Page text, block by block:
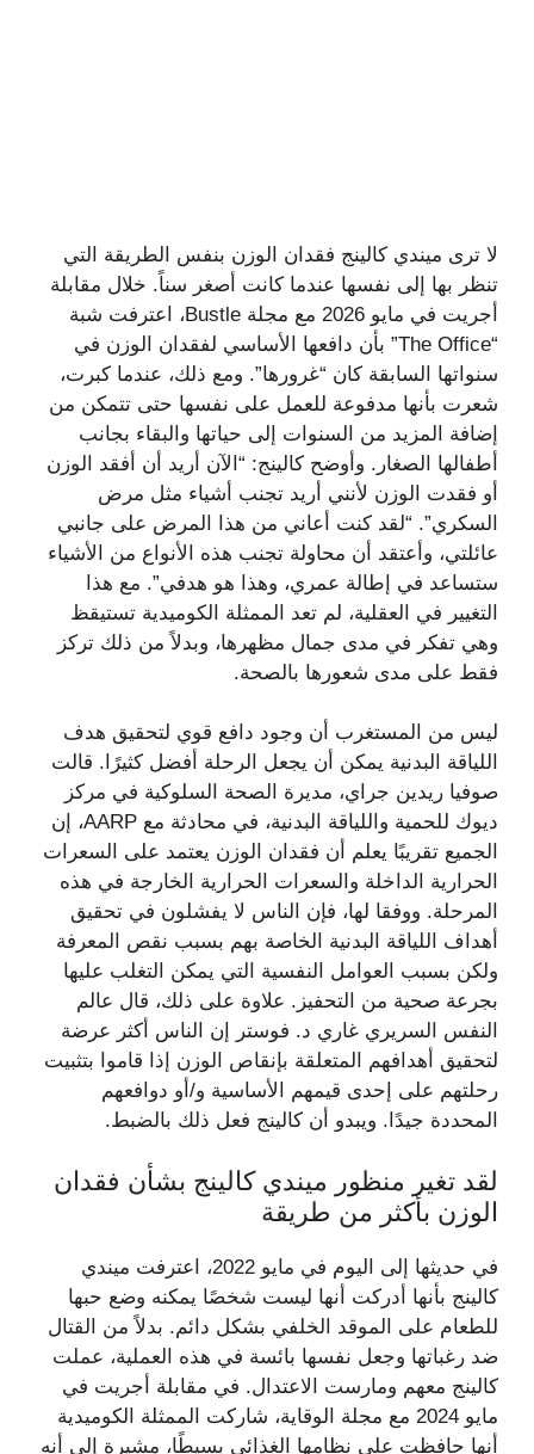
لا ترى ميندي كالينج فقدان الوزن بنفس الطريقة التي
تنظر بها إلى نفسها عندما كانت أصغر سناً. خلال مقابلة
أجريت في مايو 2026 مع مجلة Bustle، اعترفت شبة
“The Office” بأن دافعها الأساسي لفقدان الوزن في
سنواتها السابقة كان “غرورها”. ومع ذلك، عندما كبرت،
شعرت بأنها مدفوعة للعمل على نفسها حتى تتمكن من
إضافة المزيد من السنوات إلى حياتها والبقاء بجانب
أطفالها الصغار. وأوضح كالينج: “الآن أريد أن أفقد الوزن
أو فقدت الوزن لأنني أريد تجنب أشياء مثل مرض
السكري”. “لقد كنت أعاني من هذا المرض على جانبي
عائلتي، وأعتقد أن محاولة تجنب هذه الأنواع من الأشياء
ستساعد في إطالة عمري، وهذا هو هدفي”. مع هذا
التغيير في العقلية، لم تعد الممثلة الكوميدية تستيقظ
وهي تفكر في مدى جمال مظهرها، وبدلاً من ذلك تركز
فقط على مدى شعورها بالصحة.
ليس من المستغرب أن وجود دافع قوي لتحقيق هدف
اللياقة البدنية يمكن أن يجعل الرحلة أفضل كثيرًا. قالت
صوفيا ريدين جراي، مديرة الصحة السلوكية في مركز
ديوك للحمية واللياقة البدنية، في محادثة مع AARP، إن
الجميع تقريبًا يعلم أن فقدان الوزن يعتمد على السعرات
الحرارية الداخلة والسعرات الحرارية الخارجة في هذه
المرحلة. ووفقا لها، فإن الناس لا يفشلون في تحقيق
أهداف اللياقة البدنية الخاصة بهم بسبب نقص المعرفة
ولكن بسبب العوامل النفسية التي يمكن التغلب عليها
بجرعة صحية من التحفيز. علاوة على ذلك، قال عالم
النفس السريري غاري د. فوستر إن الناس أكثر عرضة
لتحقيق أهدافهم المتعلقة بإنقاص الوزن إذا قاموا بتثبيت
رحلتهم على إحدى قيمهم الأساسية و/أو دوافعهم
المحددة جيدًا. ويبدو أن كالينج فعل ذلك بالضبط.
لقد تغير منظور ميندي كالينج بشأن فقدان
الوزن بأكثر من طريقة
في حديثها إلى اليوم في مايو 2022، اعترفت ميندي
كالينج بأنها أدركت أنها ليست شخصًا يمكنه وضع حبها
للطعام على الموقد الخلفي بشكل دائم. بدلاً من القتال
ضد رغباتها وجعل نفسها بائسة في هذه العملية، عملت
كالينج معهم ومارست الاعتدال. في مقابلة أجريت في
مايو 2024 مع مجلة الوقاية، شاركت الممثلة الكوميدية
أنها حافظت على نظامها الغذائي بسيطًا، مشيرة إلى أنه